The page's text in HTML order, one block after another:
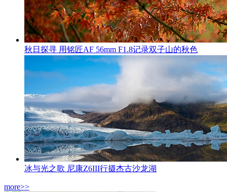
秋日探寻 用铭匠AF 56mm F1.8记录双子山的秋色
冰与光之歌 尼康Z6III行摄杰古沙龙湖
more>>